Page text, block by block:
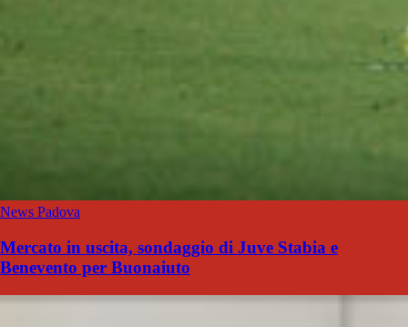
News Padova
Mercato in uscita, sondaggio di Juve Stabia e
Benevento per Buonaiuto